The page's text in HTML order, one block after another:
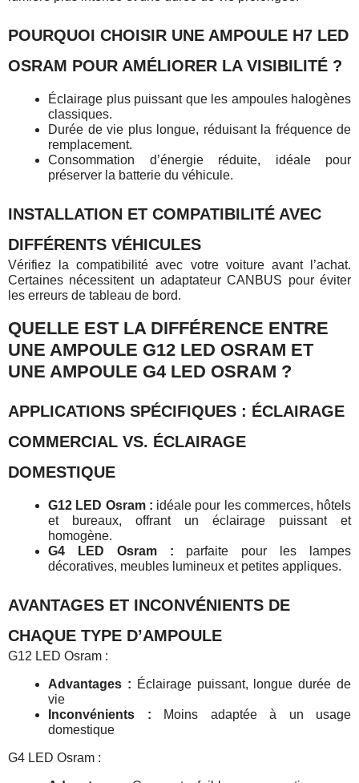
POURQUOI CHOISIR UNE AMPOULE H7 LED
OSRAM POUR AMÉLIORER LA VISIBILITÉ ?
Éclairage plus puissant que les ampoules halogènes
classiques.
Durée de vie plus longue, réduisant la fréquence de
remplacement.
Consommation d’énergie réduite, idéale pour
préserver la batterie du véhicule.
INSTALLATION ET COMPATIBILITÉ AVEC
DIFFÉRENTS VÉHICULES
Vérifiez la compatibilité avec votre voiture avant l’achat.
Certaines nécessitent un adaptateur CANBUS pour éviter
les erreurs de tableau de bord.
QUELLE EST LA DIFFÉRENCE ENTRE
UNE AMPOULE G12 LED OSRAM ET
UNE AMPOULE G4 LED OSRAM ?
APPLICATIONS SPÉCIFIQUES : ÉCLAIRAGE
COMMERCIAL VS. ÉCLAIRAGE
DOMESTIQUE
G12 LED Osram : idéale pour les commerces, hôtels
et bureaux, offrant un éclairage puissant et
homogène.
G4 LED Osram : parfaite pour les lampes
décoratives, meubles lumineux et petites appliques.
AVANTAGES ET INCONVÉNIENTS DE
CHAQUE TYPE D’AMPOULE
G12 LED Osram :
Advantages : Éclairage puissant, longue durée de
vie
Inconvénients :
Moins adaptée à un usage
domestique
G4 LED Osram :